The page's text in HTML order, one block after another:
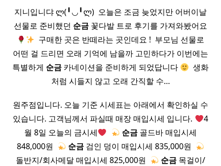
지니입니댜 ლ(╹◡╹ლ) ​ 오늘은 조금 늦었지만 어버이날
선물로 준비했던 순금 꽃다발 트로 후기를 가져와봤어요
​ 구매한 곳은 반떼라는 곳인데요 ! ​ 부모님 선물로
어떤 걸 드리면 오래 기억에 남을까 고민하다가 이번에는
특별하게 순금카네이션을 준비하게 되었답니다
​ 생화
처럼 시들지 않고 오래 간직할 수…
원주점입니다. 오늘 기준 시세표는 아래에서 확인하실 수
있습니다. 고객님께서 파실때 매장 매입시세 입니다.
4
월 8일 오늘의 금시세
순금골드바 매입시세
848,000원 ​
순금 검인 덩이 매입시세 835,000원 ​
돌반지/회사메달 매입시세 825,000원 ​
순금 목걸이/